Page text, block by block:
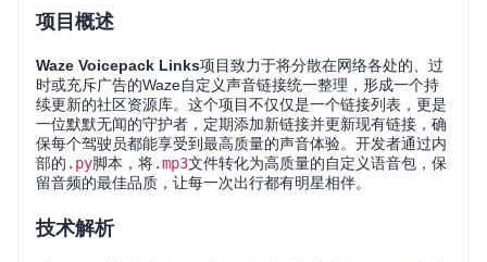
项目概述
Waze Voicepack Links项目致力于将分散在网络各处的、过
时或充斥广告的Waze自定义声音链接统一整理，形成一个持
续更新的社区资源库。这个项目不仅仅是一个链接列表，更是
一位默默无闻的守护者，定期添加新链接并更新现有链接，确
保每个驾驶员都能享受到最高质量的声音体验。开发者通过内
部的 .py脚本，将.mp3文件转化为高质量的自定义语音包，保
留音频的最佳品质，让每一次出行都有明星相伴。
技术解析